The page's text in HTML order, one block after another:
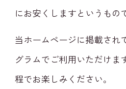
にお安くしますというもの
当ホームページに掲載され
グラムでご利用いただけま
程でお楽しみください。